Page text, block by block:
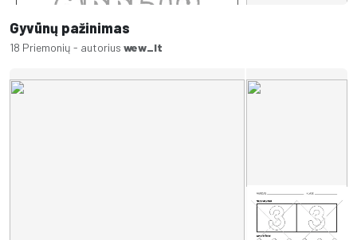
Gyvūnų pažinimas
18 Priemonių - autorius wew_lt